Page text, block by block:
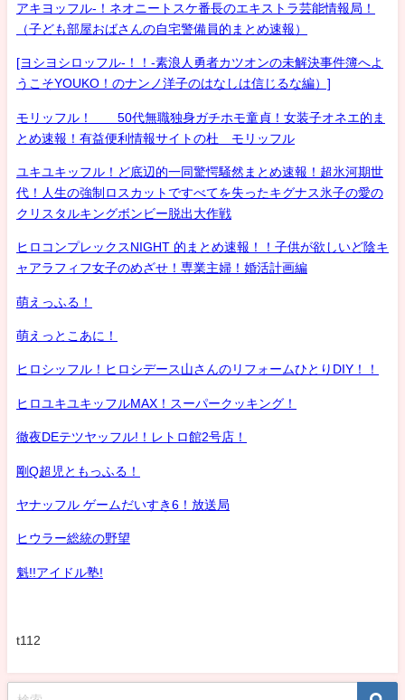
アキヨッフル-！ネオニートスケ番長のエキストラ芸能情報局！
（子ども部屋おばさんの自宅警備員的まとめ速報）
[ヨシヨシロッフル-！！-素浪人勇者カツオンの未解決事件簿へよ
うこそYOUKO！のナンノ洋子のはなしは信じるな編）]
モリッフル！ 50代無職独身ガチホモ童貞！女装子オネエ的ま
とめ速報！有益便利情報サイトの杜 モリッフル
ユキユキッフル！ど底辺的一同驚愕騒然まとめ速報！超氷河期世
代！人生の強制ロスカットですべてを失ったキグナス氷子の愛の
クリスタルキングボンビー脱出大作戦
ヒロコンプレックスNIGHT 的まとめ速報！！子供が欲しいど陰キ
ャアラフィフ女子のめざせ！専業主婦！婚活計画編
萌えっふる！
萌えっとこあに！
ヒロシッフル！ヒロシデース山さんのリフォームひとりDIY！！
ヒロユキユキッフルMAX！スーパークッキング！
徹夜DEテツヤッフル!！レトロ館2号店！
剛Q超児ともっふる！
ヤナッフル ゲームだいすき6！放送局
ヒウラー総統の野望
魁!!アイドル塾!
t112